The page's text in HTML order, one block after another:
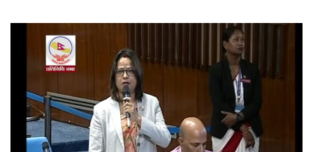
श्रीमती बलात्कार मुद्दामा श्रीमान्लाई छ महिना
कैद, एक लाख रुपैयाँ क्षतिपूर्ति